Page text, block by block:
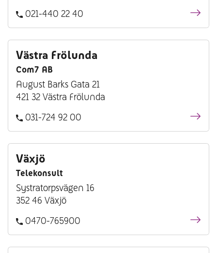
021-440 22 40
Västra Frölunda
Com7 AB
August Barks Gata 21
421 32 Västra Frölunda
031-724 92 00
Växjö
Telekonsult
Systratorpsvägen 16
352 46 Växjö
0470-765900